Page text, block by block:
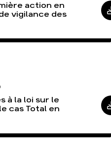
action en
vigilance des
à la loi sur le
cas Total en